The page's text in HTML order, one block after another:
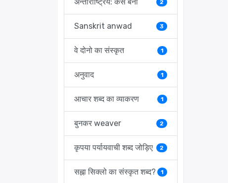
2
Sanskrit anwad 3
वे दोनो का संस्कृत 1
अनुवाद 1
आचार शब्द का व्याकरण 1
बुनकर weaver 2
कृपया पर्यायवाची शब्द जोड़िए 2
सह्ना सिक्लो का संस्कृत शब्द? 1